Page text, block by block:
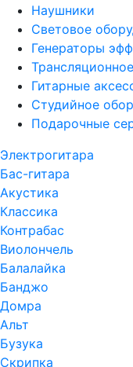
Наушники
Световое
Генераторы
Гитарные
Студийное
Подарочные
Электрогитара
Бас-гитара
Акустика
Классика
Контрабас
Виолончель
Балалайка
Банджо
Домра
Альт
Бузука
Скрипка